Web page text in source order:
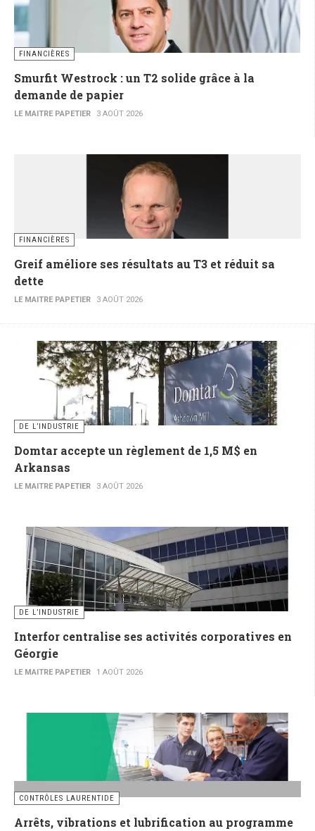
FINANCIÈRES
Smurfit Westrock : un T2 solide grâce à la
demande de papier
LE MAITRE PAPETIER 3 AOÛT 2026
FINANCIÈRES
Greif améliore ses résultats au T3 et réduit sa
dette
LE MAITRE PAPETIER 3 AOÛT 2026
DE L’INDUSTRIE
Domtar accepte un règlement de 1,5 M$ en
Arkansas
LE MAITRE PAPETIER 3 AOÛT 2026
DE L’INDUSTRIE
Interfor centralise ses activités corporatives en
Géorgie
LE MAITRE PAPETIER 1 AOÛT 2026
CONTRÔLES LAURENTIDE
Arrêts, vibrations et lubrification au programme